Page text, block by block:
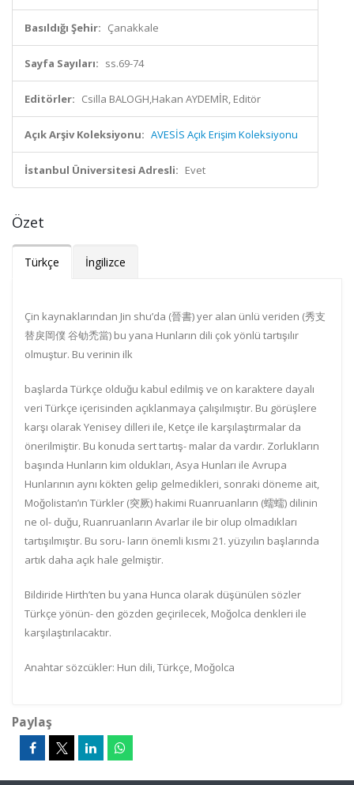
Basıldığı Şehir: Çanakkale
Sayfa Sayıları: ss.69-74
Editörler: Csilla BALOGH,Hakan AYDEMİR, Editör
Açık Arşiv Koleksiyonu: AVESİS Açık Erişim Koleksiyonu
İstanbul Üniversitesi Adresli: Evet
Özet
Türkçe İngilizce
Çin kaynaklarından Jin shu’da (晉書)yer alan ünlü veriden (秀支
替戾岡僕 谷劬禿當) bu yana Hunların dili çok yönlü tartışılır
olmuştur. Bu verinin ilk
başlarda Türkçe olduğu kabul edilmiş ve on karaktere dayalı
veri Türkçe içerisinden açıklanmaya çalışılmıştır. Bu görüşlere
karşı olarak Yenisey dilleri ile, Ketçe ile karşılaştırmalar da
önerilmiştir. Bu konuda sert tartış- malar da vardır. Zorlukların
başında Hunların kim oldukları, Asya Hunları ile Avrupa
Hunlarının aynı kökten gelip gelmedikleri, sonraki döneme ait,
Moğolistan’ın Türkler (突厥) hakimi Ruanruanların (蠕蠕) dilinin
ne ol- duğu, Ruanruanların Avarlar ile bir olup olmadıkları
tartışılmıştır. Bu soru- ların önemli kısmı 21. yüzyılın başlarında
artık daha açık hale gelmiştir.
Bildiride Hirth’ten bu yana Hunca olarak düşünülen sözler
Türkçe yönün- den gözden geçirilecek, Moğolca denkleri ile
karşılaştırılacaktır.
Anahtar sözcükler: Hun dili, Türkçe, Moğolca
Paylaş